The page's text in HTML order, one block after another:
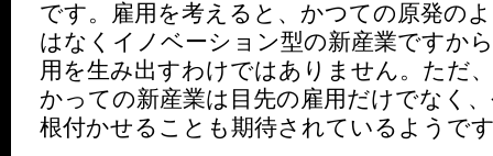
です。雇用を考えると、かつての原発の
はなくイノベーション型の新産業ですか
用を生み出すわけではありません。ただ
かっての新産業は目先の雇用だけでなく
根付かせることも期待されているようで